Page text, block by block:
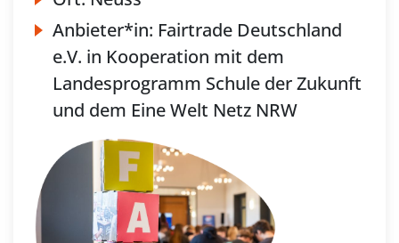
Anbieter*in: Fairtrade Deutschland
e.V. in Kooperation mit dem
Landesprogramm Schule der Zukunft
und dem Eine Welt Netz NRW